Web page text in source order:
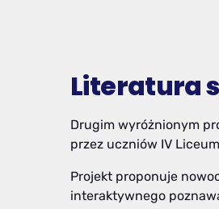
Literatura
Drugim wyróżnionym
przez uczniów IV
Projekt proponuje
interaktywnego